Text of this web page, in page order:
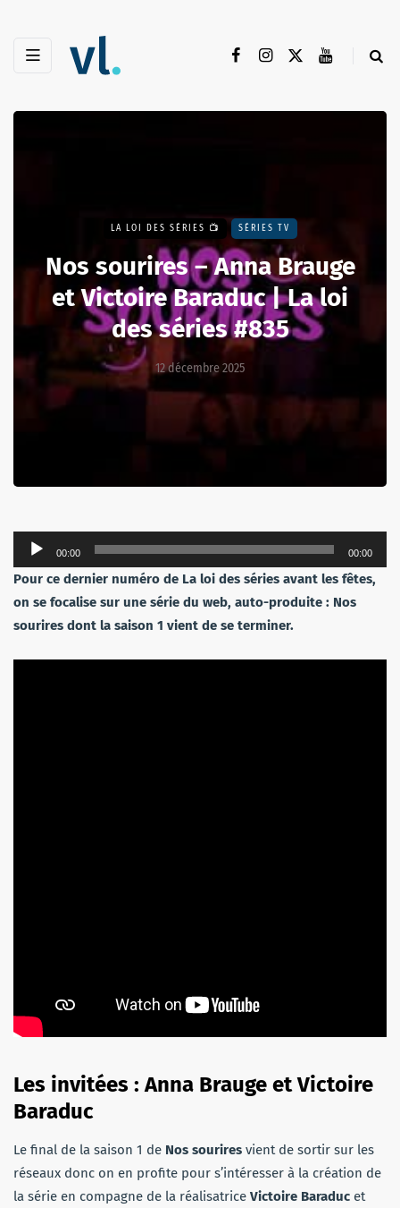
LA LOI DES SÉRIES 📺 SÉRIES TV
Nos sourires – Anna Brauge
et Victoire Baraduc | La loi
des séries #835
12 décembre 2025
Lecteur
audio
00:00 00:00
Pour ce dernier numéro de La loi des séries avant les fêtes,
on se focalise sur une série du web, auto-produite : Nos
sourires dont la saison 1 vient de se terminer.
Les invitées : Anna Brauge et Victoire
Baraduc
Le final de la saison 1 de Nos sourires vient de sortir sur les
réseaux donc on en profite pour s’intéresser à la création de
la série en compagne de la réalisatrice Victoire Baraduc et